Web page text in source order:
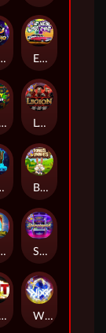
Payday
Starstruck
Walking Wilds
WiXX
Legion X
Bonus Bunnies
East Coast Vs West Coast